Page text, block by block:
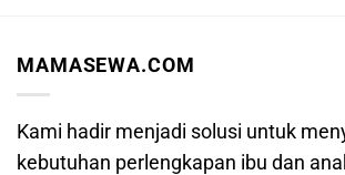
MAMASEWA.COM
Kami hadir menjadi solusi untuk
kebutuhan perlengkapan ibu dan